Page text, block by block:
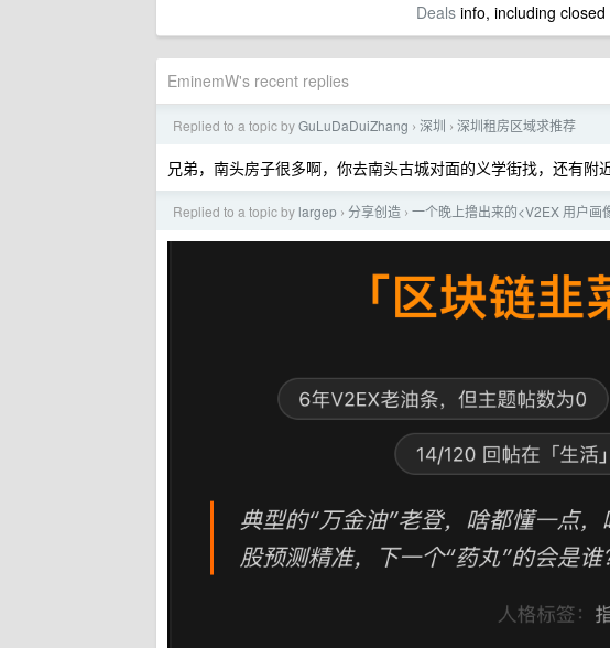
Dealsinfo, including closed
EminemW's recent replies
Replied to a topic byGuLuDaDuiZhang › 深圳 › 深圳租房区域求推荐
兄弟，南头房子很多啊，你去南头古城对面的义学街找，还有附
Replied to a topic by largep › 分享创造 › 一个晚上撸出来的<V2EX 用户画